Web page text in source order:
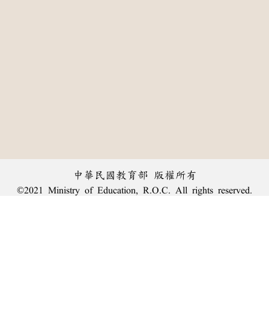
中華民國教育部 版權所有
©2021 Ministry of Education, R.O.C. All rights reserved.